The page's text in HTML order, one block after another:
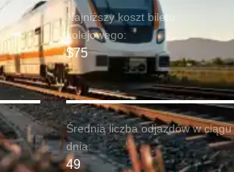
Najniższy koszt biletu
kolejowego:
$75
Średnia liczba odjazdów w ciągu
dnia:
49